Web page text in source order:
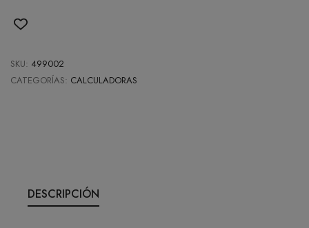
SKU: 499002
CATEGORÍAS: CALCULADORAS
DESCRIPCIÓN